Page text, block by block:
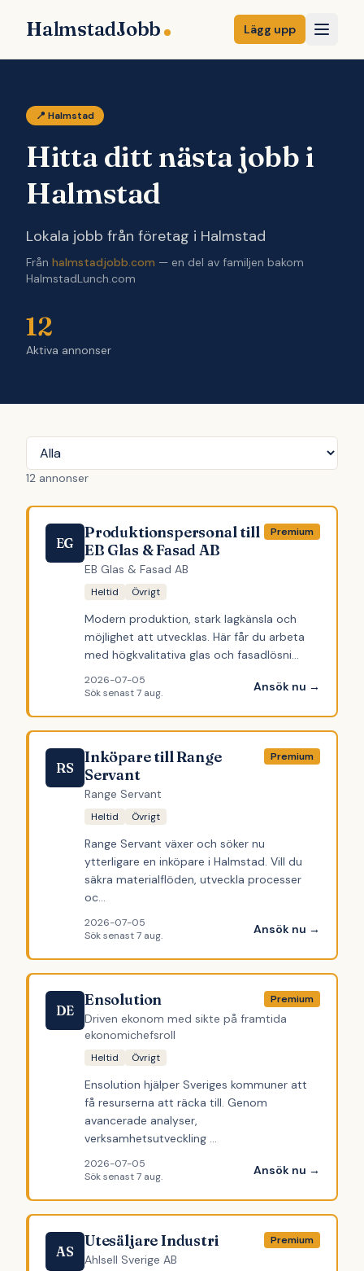
HalmstadJobb Lägg upp
📍 Halmstad
Hitta ditt nästa jobb i
Halmstad
Lokala jobb från företag i Halmstad
Från halmstadjobb.com — en del av familjen bakom
HalmstadLunch.com
12
Aktiva annonser
12 annonser
EG
Produktionspersonal till
EB Glas & Fasad AB
Premium
EB Glas & Fasad AB
Heltid Övrigt
Modern produktion, stark lagkänsla och
möjlighet att utvecklas. Här får du arbeta
med högkvalitativa glas och fasadlösni…
2026-07-05
Sök senast7 aug. Ansök nu →
RS
Inköpare till Range
Servant
Premium
Range Servant
Heltid Övrigt
Range Servant växer och söker nu
ytterligare en inköpare i Halmstad. Vill du
säkra materialflöden, utveckla processer
oc…
2026-07-05
Sök senast7 aug. Ansök nu →
DE
Ensolution Premium
Driven ekonom med sikte på framtida
ekonomichefsroll
Heltid Övrigt
Ensolution hjälper Sveriges kommuner att
få resurserna att räcka till. Genom
avancerade analyser,
verksamhetsutveckling …
2026-07-05
Sök senast7 aug. Ansök nu →
AS
Utesäljare Industri Premium
Ahlsell Sverige AB